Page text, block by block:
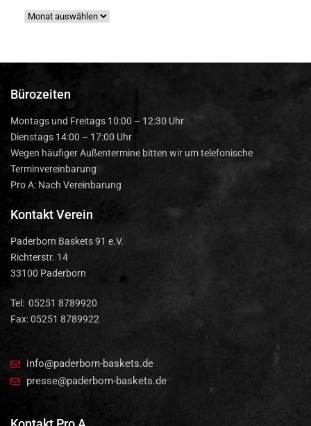
Bürozeiten
Montags und Freitags 10:00 – 12:30 Uhr
Dienstags 14:00 – 17:00 Uhr
Wegen häufiger Außentermine bitten wir um telefonische
Terminvereinbarung
Pro A: Nach Vereinbarung
Kontakt Verein
Paderborn Baskets 91 e.V.
Richterstr. 14
33100 Paderborn
Tel: 05251 8789920
Fax: 05251 8789922
info@paderborn-baskets.de
presse@paderborn-baskets.de